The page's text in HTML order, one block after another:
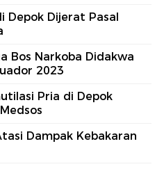
Depok Dijerat Pasal
Bos Narkoba Didakwa
2023
Pria di Depok
Dampak Kebakaran